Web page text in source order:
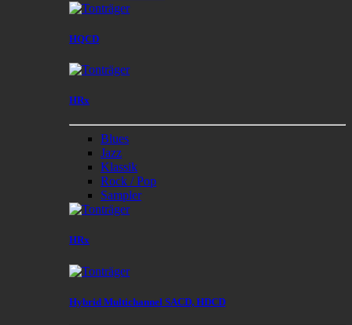
HQCD
HRx
Blues
Jazz
Klassik
Rock / Pop
Sampler
HRx
Hybrid Multichannel SACD, HDCD